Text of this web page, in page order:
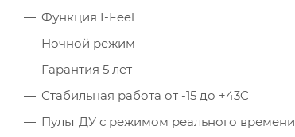
Функция I-Feel
Ночной режим
Гарантия 5 лет
Стабильная работа от -15 до +43C
Пульт ДУ с режимом реального времени